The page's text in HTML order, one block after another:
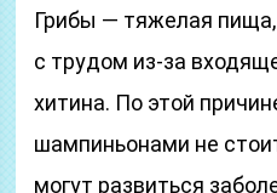
Грибы — тяжелая пища,
с трудом из-за
хитина. По этой
шампиньонами не
могут развиться